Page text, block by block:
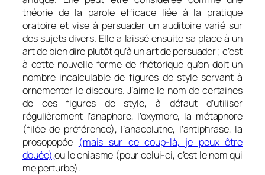
théorie de la parole efficace liée à la pratique
oratoire et vise à persuader un auditoire varié sur
des sujets divers. Elle a laissé ensuite sa place à un
art de bien dire plutôt qu’à un art de persuader ; c’est
à cette nouvelle forme de rhétorique qu’on doit un
nombre incalculable de figures de style servant à
ornementer le discours. J’aime le nom de certaines
de ces figures de style, à défaut d’utiliser
régulièrement l’anaphore, l’oxymore, la métaphore
(filée de préférence), l’anacoluthe, l’antiphrase, la
prosopopée (mais sur ce coup-là, je peux être
douée),ou le chiasme (pour celui-ci, c’est le nom qui
me perturbe).